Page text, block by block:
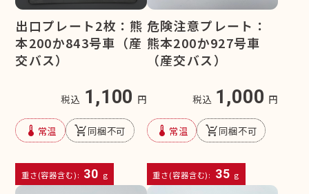
出口プレート2枚：熊
本200か843号車（産
交バス）
税込 1,100 円
device_thermostat 常温 remove_shopping_cart同梱不可
重さ(容器含む): 30 g
危険注意プレート：
熊本200か927号車
（産交バス）
税込 1,000 円
device_thermostat 常温 remove_shopping_cart同梱不可
重さ(容器含む): 35 g